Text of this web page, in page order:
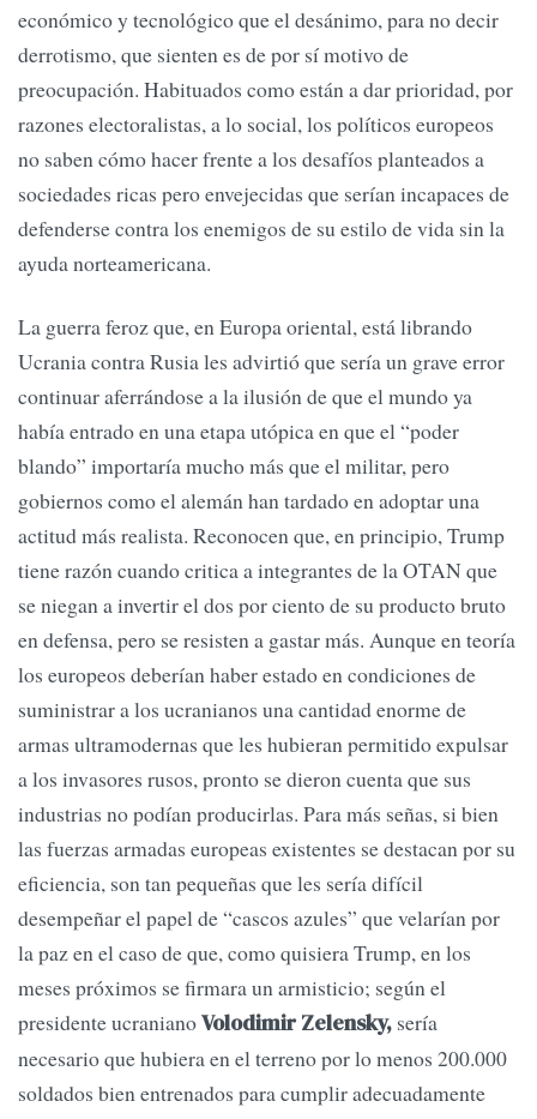
económico y tecnológico que el desánimo, para no decir
derrotismo, que sienten es de por sí motivo de
preocupación. Habituados como están a dar prioridad, por
razones electoralistas, a lo social, los políticos europeos
no saben cómo hacer frente a los desafíos planteados a
sociedades ricas pero envejecidas que serían incapaces de
defenderse contra los enemigos de su estilo de vida sin la
ayuda norteamericana.
La guerra feroz que, en Europa oriental, está librando
Ucrania contra Rusia les advirtió que sería un grave error
continuar aferrándose a la ilusión de que el mundo ya
había entrado en una etapa utópica en que el “poder
blando” importaría mucho más que el militar, pero
gobiernos como el alemán han tardado en adoptar una
actitud más realista. Reconocen que, en principio, Trump
tiene razón cuando critica a integrantes de la OTAN que
se niegan a invertir el dos por ciento de su producto bruto
en defensa, pero se resisten a gastar más. Aunque en teoría
los europeos deberían haber estado en condiciones de
suministrar a los ucranianos una cantidad enorme de
armas ultramodernas que les hubieran permitido expulsar
a los invasores rusos, pronto se dieron cuenta que sus
industrias no podían producirlas. Para más señas, si bien
las fuerzas armadas europeas existentes se destacan por su
eficiencia, son tan pequeñas que les sería difícil
desempeñar el papel de “cascos azules” que velarían por
la paz en el caso de que, como quisiera Trump, en los
meses próximos se firmara un armisticio; según el
presidente ucranianoVolodimir Zelensky, sería
necesario que hubiera en el terreno por lo menos 200.000
soldados bien entrenados para cumplir adecuadamente